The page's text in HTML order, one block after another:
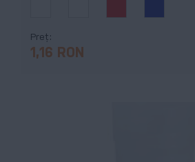
Preț
1,16 RON